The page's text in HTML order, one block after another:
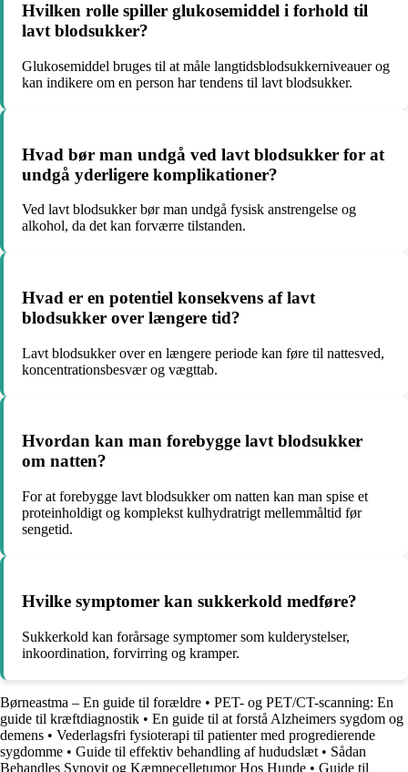
Hvilken rolle spiller glukosemiddel i forhold til
lavt blodsukker?
Glukosemiddel bruges til at måle langtidsblodsukkerniveauer og
kan indikere om en person har tendens til lavt blodsukker.
Hvad bør man undgå ved lavt blodsukker for at
undgå yderligere komplikationer?
Ved lavt blodsukker bør man undgå fysisk anstrengelse og
alkohol, da det kan forværre tilstanden.
Hvad er en potentiel konsekvens af lavt
blodsukker over længere tid?
Lavt blodsukker over en længere periode kan føre til nattesved,
koncentrationsbesvær og vægttab.
Hvordan kan man forebygge lavt blodsukker
om natten?
For at forebygge lavt blodsukker om natten kan man spise et
proteinholdigt og komplekst kulhydratrigt mellemmåltid før
sengetid.
Hvilke symptomer kan sukkerkold medføre?
Sukkerkold kan forårsage symptomer som kulderystelser,
inkoordination, forvirring og kramper.
Børneastma – En guide til forældre • PET- og PET/CT-scanning: En
guide til kræftdiagnostik • En guide til at forstå Alzheimers sygdom og
demens • Vederlagsfri fysioterapi til patienter med progredierende
sygdomme • Guide til effektiv behandling af hududslæt • Sådan
Behandles Synovit og Kæmpecelletumor Hos Hunde • Guide til